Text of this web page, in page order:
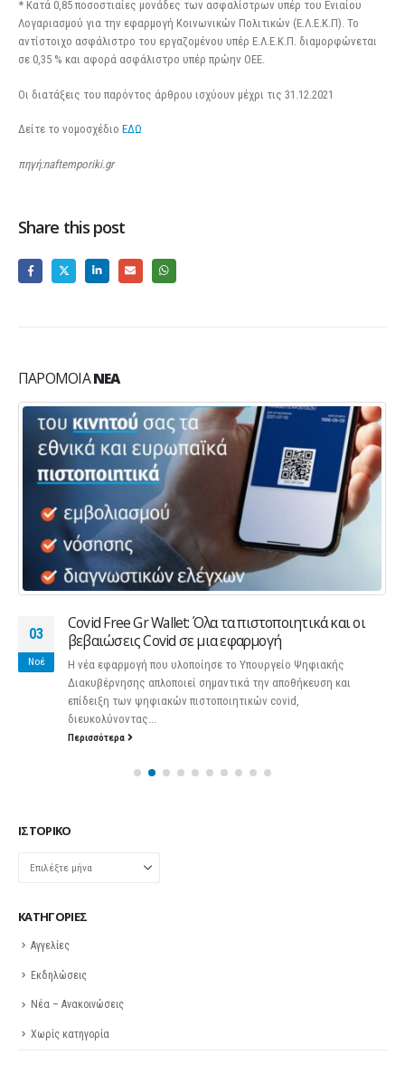
* Κατά 0,85 ποσοστιαίες μονάδες των ασφαλίστρων υπέρ του Ενιαίου
Λογαριασμού για την εφαρμογή Κοινωνικών Πολιτικών (Ε.Λ.Ε.Κ.Π). Το
αντίστοιχο ασφάλιστρο του εργαζομένου υπέρ Ε.Λ.Ε.Κ.Π. διαμορφώνεται
σε 0,35 % και αφορά ασφάλιστρο υπέρ πρώην ΟΕΕ.
Οι διατάξεις του παρόντος άρθρου ισχύουν μέχρι τις 31.12.2021
Δείτε το νομοσχέδιο ΕΔΩ
πηγή:naftemporiki.gr
Share this post
ΠΑΡΌΜΟΙΑΝΈΑ
03
Νοέ
Covid Free Gr Wallet: Όλα τα πιστοποιητικά και οι
βεβαιώσεις Covid σε μια εφαρμογή
Η νέα εφαρμογή που υλοποίησε το Υπουργείο Ψηφιακής
Διακυβέρνησης απλοποιεί σημαντικά την αποθήκευση και
επίδειξη των ψηφιακών πιστοποιητικών covid,
διευκολύνοντας...
Περισσότερα
ΙΣΤΟΡΙΚΌ
KΑΤΗΓΟΡΊΕΣ
Αγγελίες
Εκδηλώσεις
Νέα – Ανακοινώσεις
Χωρίς κατηγορία